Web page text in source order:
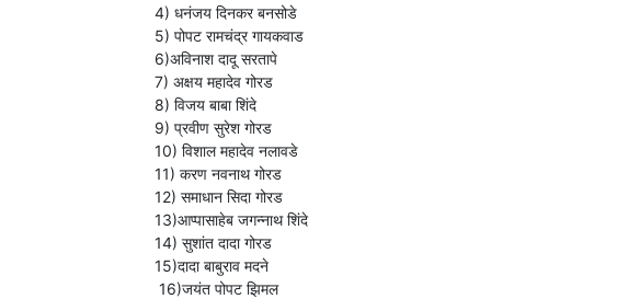
4) धनंजय दिनकर बनसोडे
5) पोपट रामचंद्र गायकवाड
6)अविनाश दादू सरतापे
7) अक्षय महादेव गोरड
8) विजय बाबा शिंदे
9) प्रवीण सुरेश गोरड
10) विशाल महादेव नलावडे
11) करण नवनाथ गोरड
12) समाधान सिदा गोरड
13)आप्पासाहेब जगन्नाथ शिंदे
14) सुशांत दादा गोरड
15)दादा बाबुराव मदने
16)जयंत पोपट झिमल